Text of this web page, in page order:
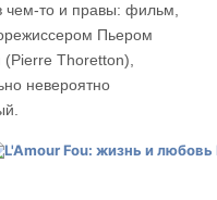
чем-то и правы: фильм,
Пьером
(Pierre Thoretton),
невероятно